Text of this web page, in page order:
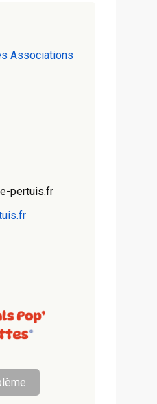
Associations
pertuis.fr